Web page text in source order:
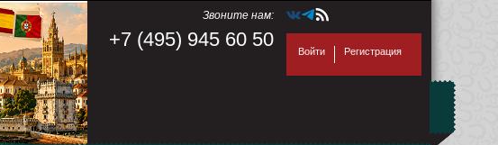
Звоните нам:
+7 (495) 945 60 50
Войти Регистрация